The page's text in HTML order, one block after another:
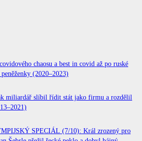
chaosu a best in covid až po ruské
(2020–2023)
miliardář slíbil řídit stát jako firmu a rozdělil
SPECIÁL (7/10): Král zrozený pro